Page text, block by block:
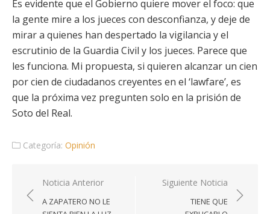
Es evidente que el Gobierno quiere mover el foco: que
la gente mire a los jueces con desconfianza, y deje de
mirar a quienes han despertado la vigilancia y el
escrutinio de la Guardia Civil y los jueces. Parece que
les funciona. Mi propuesta, si quieren alcanzar un cien
por cien de ciudadanos creyentes en el ‘lawfare’, es
que la próxima vez pregunten solo en la prisión de
Soto del Real.
Categoría: Opinión
Navegación
de
Noticia Anterior
A ZAPATERO NO LE
Siguiente Noticia
TIENE QUE